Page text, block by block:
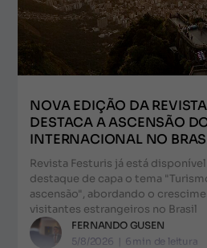
NOVA EDIÇÃO DA
DESTACA A ASCENSÃO
INTERNACIONAL NO
Revista Festuris já está
destaque de capa o tema
ascensão", abordando o
visitantes estrangeiros no Brasil
FERNANDO GUSEN
5/8/2026 | 6 min de leitura